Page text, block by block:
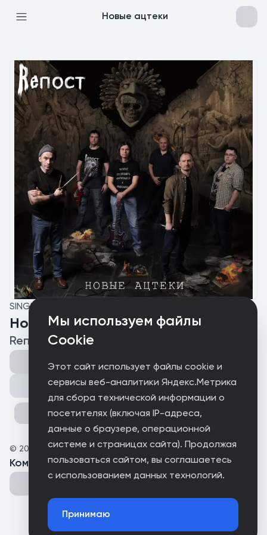
Мы используем файлы
Cookie
Этот сайт использует файлы cookie и
сервисы веб-аналитики Яндекс.Метрика
для сбора технической информации о
посетителях (включая IP-адреса,
данные о браузере, операционной
системе и страницах сайта). Продолжая
пользоваться сайтом, вы соглашаетесь
с использованием данных технологий.
Принимаю
Новые ацтеки
SINGLE
Новые ацтеки
Reпост
Поделиться
© 2026 Metamusic
Комментарии(0 )